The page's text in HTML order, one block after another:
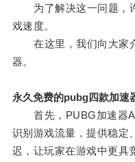
为了解决这一问题，
戏速度。
在这里，我们向大家
器。
永久免费的pubg四款加速
首先，PUBG加速器A
识别游戏流量，提供稳定
迟，让玩家在游戏中更具